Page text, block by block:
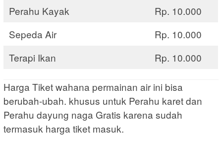
Perahu Kayak
Rp. 10.000
Sepeda Air
Rp. 10.000
Terapi Ikan
Rp. 10.000
Harga Tiket wahana permainan air ini bisa
berubah-ubah. khusus untuk Perahu karet dan
Perahu dayung naga Gratis karena sudah
termasuk harga tiket masuk.